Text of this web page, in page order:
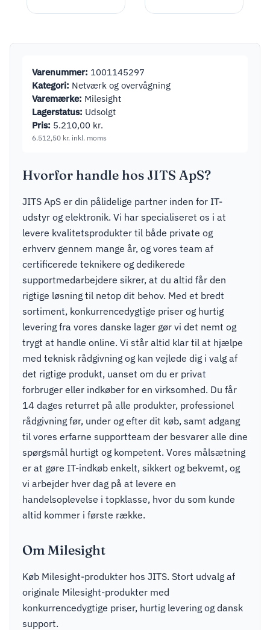
Udendørs
1920 x 1080
1.581,25kr.inkl. moms
Varenummer: 1001145297
Kategori: Netværk og overvågning
Varemærke: Milesight
Lagerstatus: Udsolgt
Pris: 5.210,00 kr.
6.512,50 kr. inkl. moms
Hvorfor handle hos JITS ApS?
JITS ApS er din pålidelige partner inden for IT-
udstyr og elektronik. Vi har specialiseret os i at
levere kvalitetsprodukter til både private og
erhverv gennem mange år, og vores team af
certificerede teknikere og dedikerede
supportmedarbejdere sikrer, at du altid får den
rigtige løsning til netop dit behov. Med et bredt
sortiment, konkurrencedygtige priser og hurtig
levering fra vores danske lager gør vi det nemt og
trygt at handle online. Vi står altid klar til at hjælpe
med teknisk rådgivning og kan vejlede dig i valg af
det rigtige produkt, uanset om du er privat
forbruger eller indkøber for en virksomhed. Du får
14 dages returret på alle produkter, professionel
rådgivning før, under og efter dit køb, samt adgang
til vores erfarne supportteam der besvarer alle dine
spørgsmål hurtigt og kompetent. Vores målsætning
er at gøre IT-indkøb enkelt, sikkert og bekvemt, og
vi arbejder hver dag på at levere en
handelsoplevelse i topklasse, hvor du som kunde
altid kommer i første række.
Om Milesight
Køb Milesight-produkter hos JITS. Stort udvalg af
originale Milesight-produkter med
konkurrencedygtige priser, hurtig levering og dansk
support.